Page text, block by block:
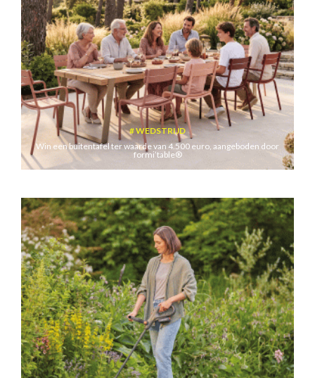
WEDSTRIJD
Win een buitentafel ter waarde van 4.500 euro, aangeboden door
formi’table®